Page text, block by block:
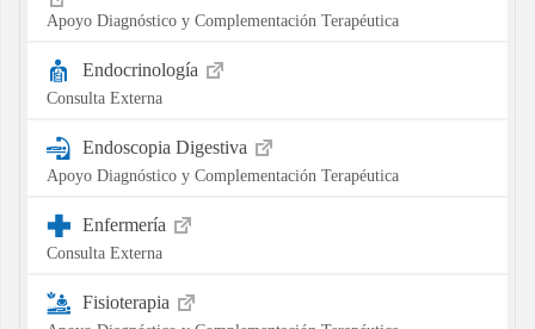
Apoyo Diagnóstico y Complementación Terapéutica
Endocrinología
Consulta Externa
Endoscopia Digestiva
Apoyo Diagnóstico y Complementación Terapéutica
Enfermería
Consulta Externa
Fisioterapia